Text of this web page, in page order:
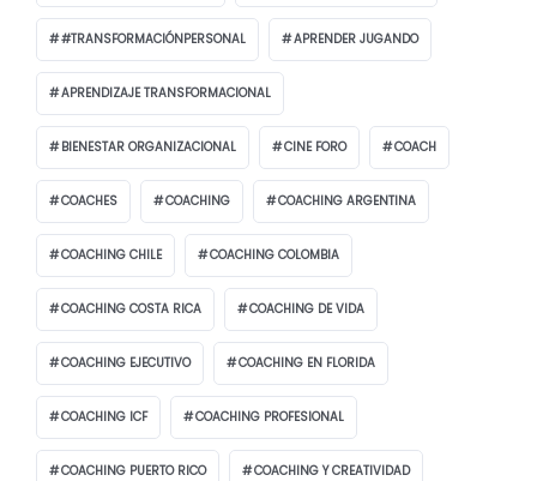
#TRANSFORMACIÓNPERSONAL APRENDER JUGANDO
APRENDIZAJE TRANSFORMACIONAL
BIENESTAR ORGANIZACIONAL CINE FORO COACH
COACHES COACHING COACHING ARGENTINA
COACHING CHILE COACHING COLOMBIA
COACHING COSTA RICA COACHING DE VIDA
COACHING EJECUTIVO COACHING EN FLORIDA
COACHING ICF COACHING PROFESIONAL
COACHING PUERTO RICO COACHING Y CREATIVIDAD